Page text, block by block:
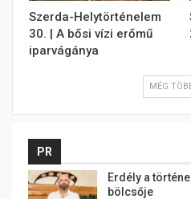
Szerda-Helytörténelem
30. | A bősi vízi erőmű
iparvágánya
MÉG
PR
Erdély a
bölcsője